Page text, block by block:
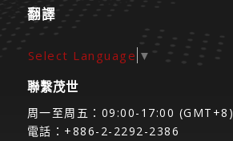
翻譯
Select Language ▼
聯繫茂世
周一至周五：09:00-17:00 (GMT+8)
電話：+886-2-2292-2386